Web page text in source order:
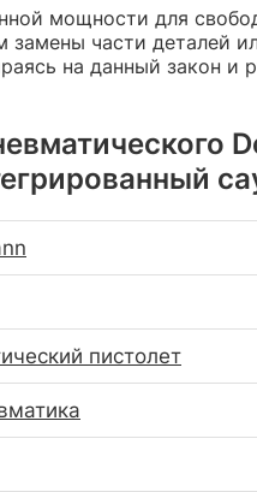
мощности для
части деталей
на данный закон и
пистолет